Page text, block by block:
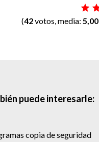
(42votos, media: 5,00
puede interesarle:
copia de seguridad